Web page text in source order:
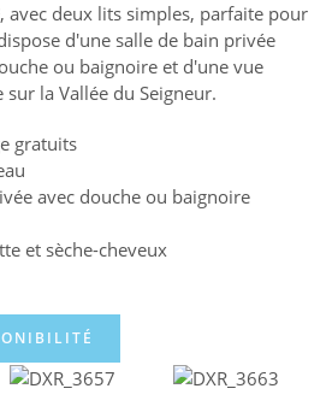
avec deux lits simples, parfaite pour
d'une salle de bain privée
ou baignoire et d'une vue
la Vallée du Seigneur.
gratuits
avec douche ou baignoire
et sèche-cheveux